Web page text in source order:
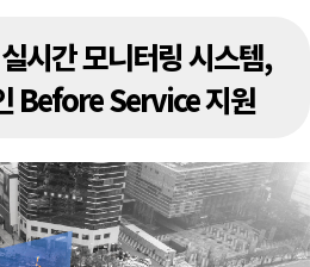
시간 모니터링 시스템,
Before Service 지원